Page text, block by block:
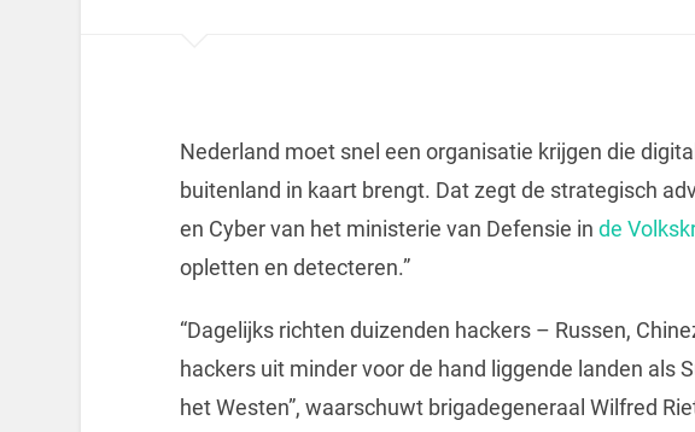
Nederland moet snel een organisatie krijgen die
buitenland in kaart brengt. Dat zegt de strategisch
en Cyber van het ministerie van Defensie in de
opletten en detecteren.”
“Dagelijks richten duizenden hackers – Russen,
hackers uit minder voor de hand liggende landen als
het Westen”, waarschuwt brigadegeneraal Wilfred